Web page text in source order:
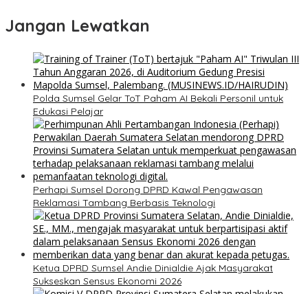
Jangan Lewatkan
Polda Sumsel Gelar ToT Paham AI Bekali Personil untuk
Edukasi Pelajar
Perhapi Sumsel Dorong DPRD Kawal Pengawasan
Reklamasi Tambang Berbasis Teknologi
Ketua DPRD Sumsel Andie Dinialdie Ajak Masyarakat
Sukseskan Sensus Ekonomi 2026